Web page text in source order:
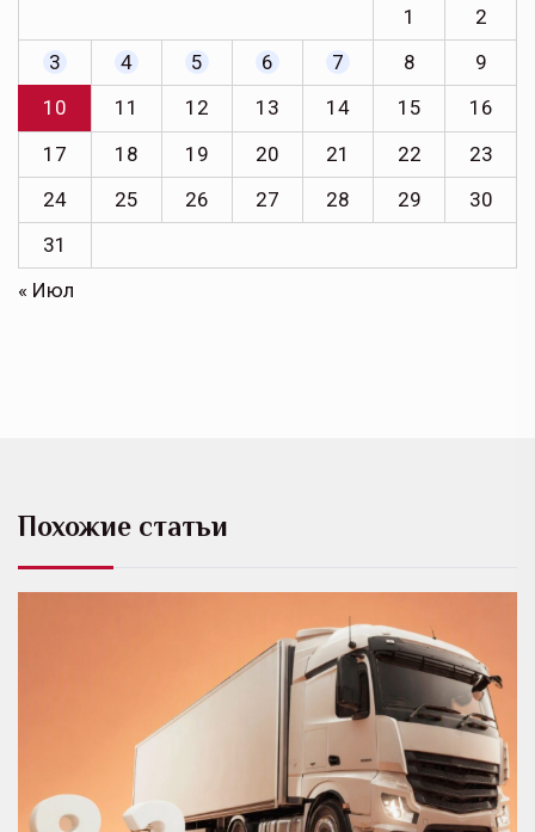
1
2
3
4 5 6 7 8
9
10
11 12 13 14 15
16
17
18 19 20 21 22
23
24
25 26 27 28 29
30
31
« Июл
Похожие статьи